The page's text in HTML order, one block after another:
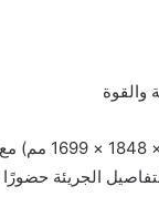
الجريئة